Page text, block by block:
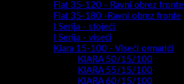
Flat 35-120 - Ravni obrez fronte
Flat 35-180 -Ravni obrez fronte
I Serija - stojeći
I Serija - viseći
Kiara 15-100 - Viseći ormarići
KIARA 50/15/100
KIARA 55/15/100
KIARA 60/15/100